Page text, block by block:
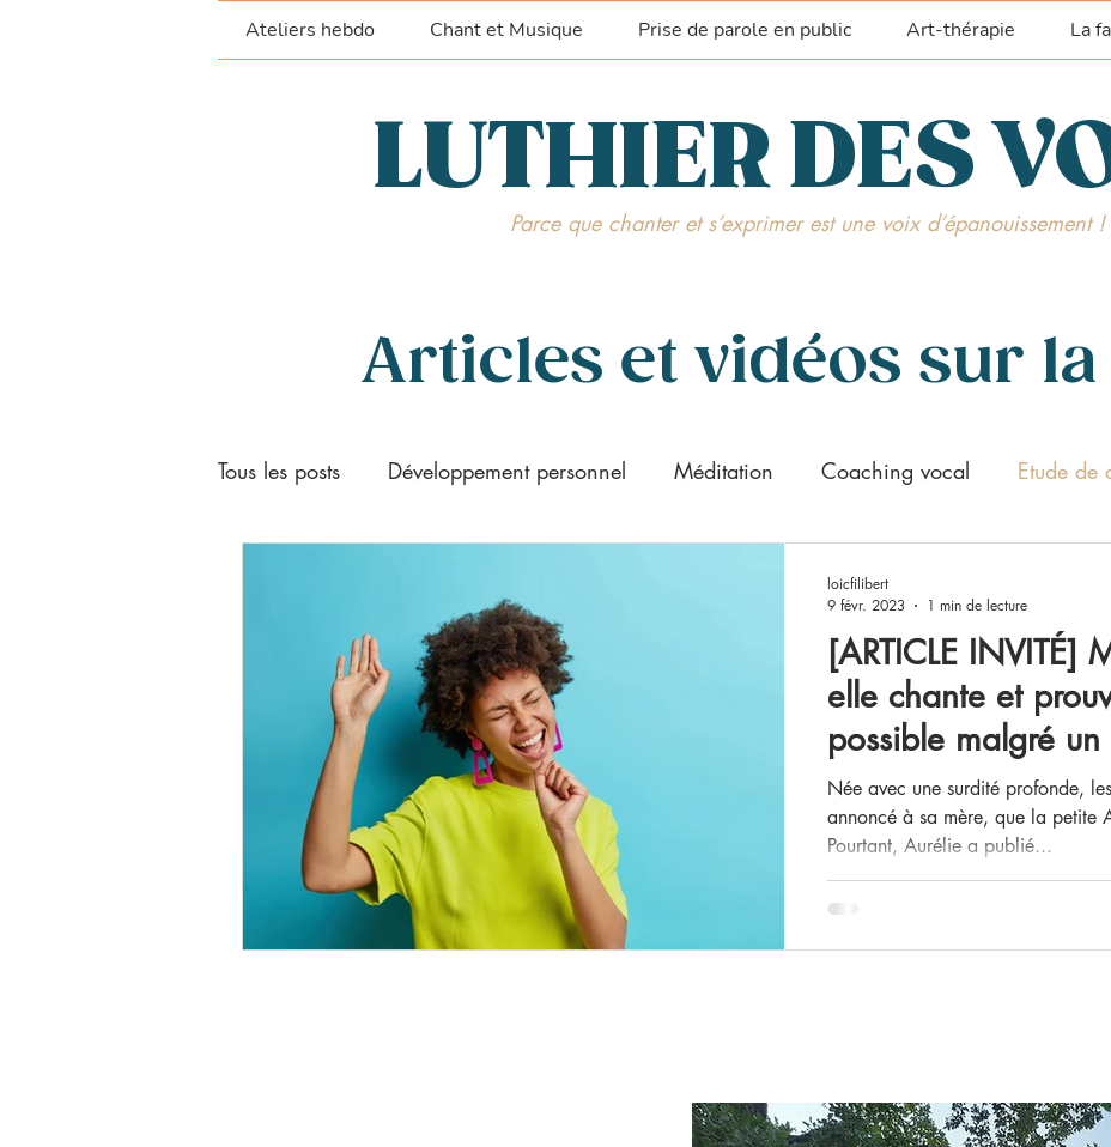
Ateliers hebdo Chant et Musique Prise de parole en public Art-thérapie La
LUTHIER DES
Parce que chanter et s’exprimer est une voix d’épanouissement !
Articles et vidéos sur
Tous les posts Développement personnel Méditation Coaching vocal Etude de
[ARTICLE INVITÉ]
elle chante et
possible malgré
Née avec une surdité profonde,
annoncé à sa mère, que la petite
Pourtant, Aurélie a publié...
loicfilibert
9 févr. 2023
1 min de lecture